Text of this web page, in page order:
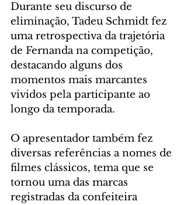
Durante seu discurso de
eliminação, Tadeu Schmidt fez
uma retrospectiva da trajetória
de Fernanda na competição,
destacando alguns dos
momentos mais marcantes
vividos pela participante ao
longo da temporada.
O apresentador também fez
diversas referências a nomes de
filmes clássicos, tema que se
tornou uma das marcas
registradas da confeiteira